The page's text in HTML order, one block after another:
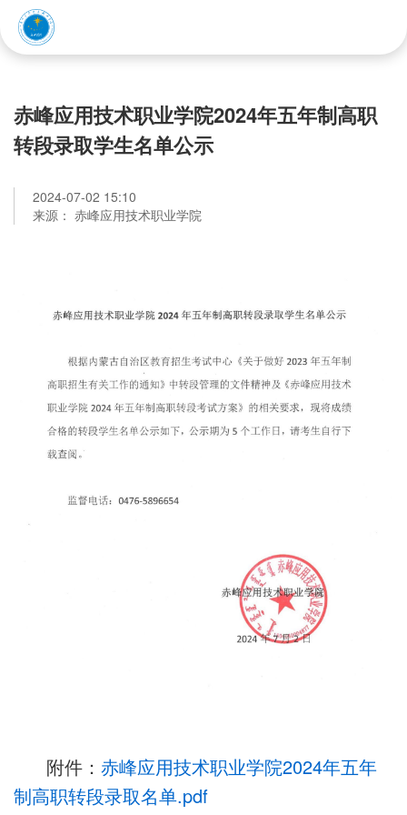
赤峰应用技术职业学院2024年五年制高职
转段录取学生名单公示
2024-07-02 15:10
来源： 赤峰应用技术职业学院
附件： 赤峰应用技术职业学院2024年五年
制高职转段录取名单.pdf